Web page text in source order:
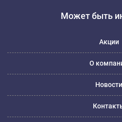
Может быть
Акции
О
Новости